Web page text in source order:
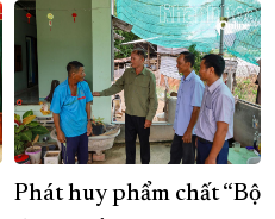
Phát huy phẩm chất “Bộ